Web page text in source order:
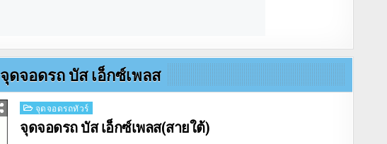
จุดจอดรถ บัส เอ็กซ์เพลส
Posted
in
จุดจอดรถทัวร์
จุดจอดรถ บัส เอ็กซ์เพลส(สายใต้)